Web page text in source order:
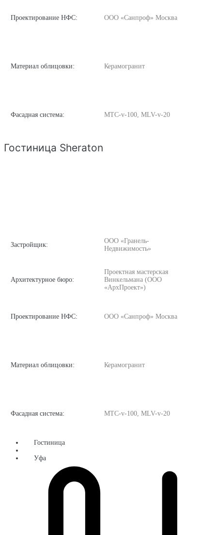
Проектирование НФС: ООО «Санпроф» Москва
Материал облицовки: Керамогранит
Фасадная система: MTC-v-100, MLV-v-20
Гостиница Sheraton
Застройщик:
ООО «Гранель-
Недвижимость»
Архитектурное бюро:
Проектная мастерская
Винкельмана (ООО
«АрхПроект»)
Проектирование НФС: ООО «Санпроф» Москва
Материал облицовки: Керамогранит
Фасадная система: MTC-v-100, MLV-v-20
Гостиница
Уфа